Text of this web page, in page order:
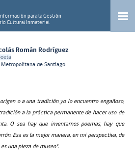
para la Gestión
Cultural Inmaterial
Román Rodríguez
Metropolitana de Santiago
o a una tradición yo lo encuentro engañoso,
a la práctica permanente de hacer uso de
O sea hay que inventarnos poemas, hay que
Esa es la mejor manera, en mi perspectiva, de
una pieza de museo".